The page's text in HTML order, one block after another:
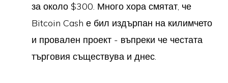
за около $300. Много хора смятат, че
Bitcoin Cash е бил издърпан на килимчето
и провален проект - въпреки че честата
търговия съществува и днес.